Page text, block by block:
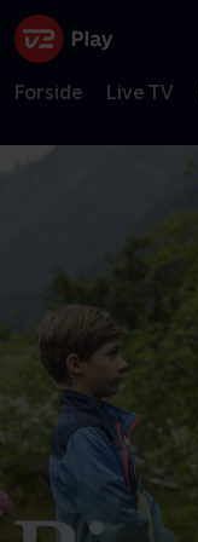
Forside Live TV